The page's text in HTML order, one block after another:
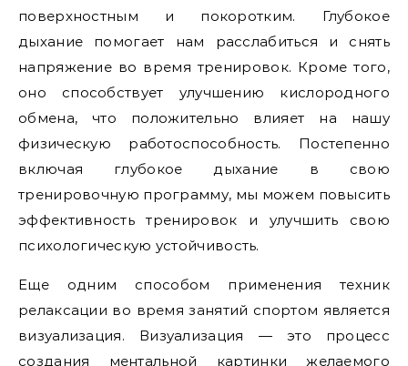
поверхностным и покоротким. Глубокое
дыхание помогает нам расслабиться и снять
напряжение во время тренировок. Кроме того,
оно способствует улучшению кислородного
обмена, что положительно влияет на нашу
физическую работоспособность. Постепенно
включая глубокое дыхание в свою
тренировочную программу, мы можем повысить
эффективность тренировок и улучшить свою
психологическую устойчивость.
Еще одним способом применения техник
релаксации во время занятий спортом является
визуализация. Визуализация — это процесс
создания ментальной картинки желаемого